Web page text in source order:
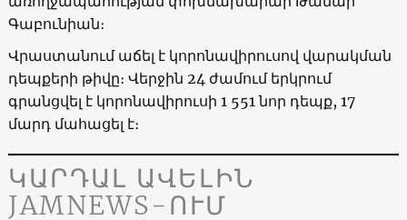
Գաբունիան։
Վրաստանում աճել է կորոնավիրուսով վարակման
դեպքերի թիվը։ Վերջին 24 ժամում երկրում
գրանցվել է կորոնավիրուսի 1 551 նոր դեպք, 17
մարդ մահացել է։
ԿԱՐԴԱԼ ԱՎԵԼԻՆ
JAMNEWS-ՈՒՄ